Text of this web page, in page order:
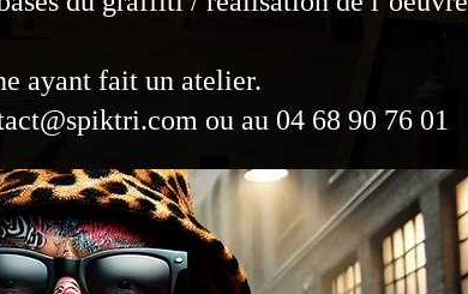
ayant fait un atelier.
ou au 04 68 90 76 01